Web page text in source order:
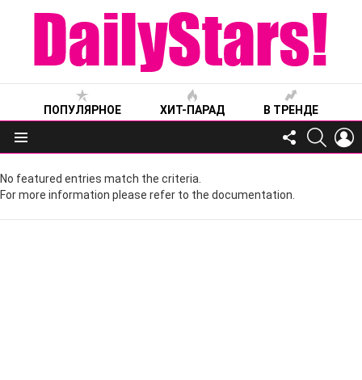
ПОПУЛЯРНОЕ ХИТ-ПАРАД В ТРЕНДЕ
Меню
FOLLOW
US
No featured entries match the criteria.
For more information please refer to the documentation.